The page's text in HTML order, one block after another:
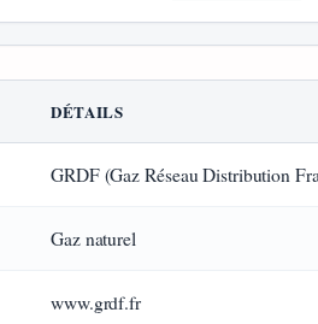
DÉTAILS
GRDF (Gaz Réseau Distribution
Gaz naturel
www.grdf.fr